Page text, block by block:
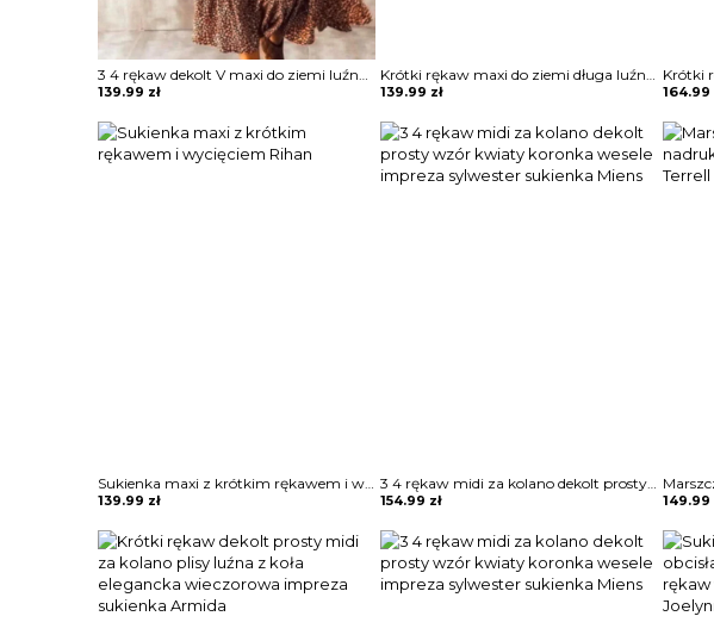
3 4 rękaw dekolt V maxi do ziemi luźna baby doll falbany boho jesień modna sukienka Nollag
139.99 zł
Krótki rękaw maxi do ziemi długa luźna wzór etniczny dekolt V boho rozcięcie noga casual na lato suknia sukienka Matty
139.99 zł 164.99
Sukienka maxi z krótkim rękawem i wycięciem Rihan
139.99 zł
3 4 rękaw midi za kolano dekolt prosty wzór kwiaty koronka wesele impreza sylwester sukienka Miens
154.99 zł 149.99